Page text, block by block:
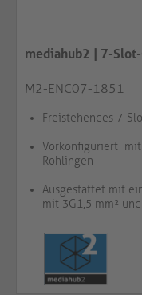
mediahub2 | 7-
M2-ENC07-1851
Freistehendes 7-
Vorkonfiguriert
Rohlingen
Ausgestattet mit
mit 3G1,5 mm²